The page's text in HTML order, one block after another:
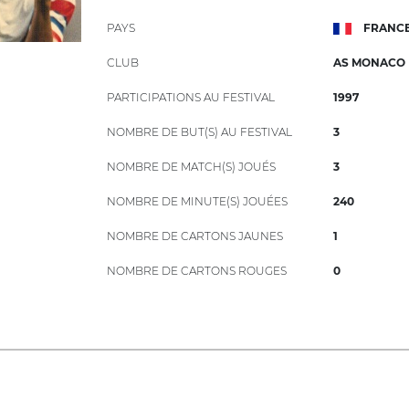
PAYS
CLUB AS MONACO
PARTICIPATIONS AU FESTIVAL 1997
NOMBRE DE BUT(S) AU FESTIVAL 3
NOMBRE DE MATCH(S) JOUÉS 3
NOMBRE DE MINUTE(S) JOUÉES 240
NOMBRE DE CARTONS JAUNES 1
NOMBRE DE CARTONS ROUGES 0